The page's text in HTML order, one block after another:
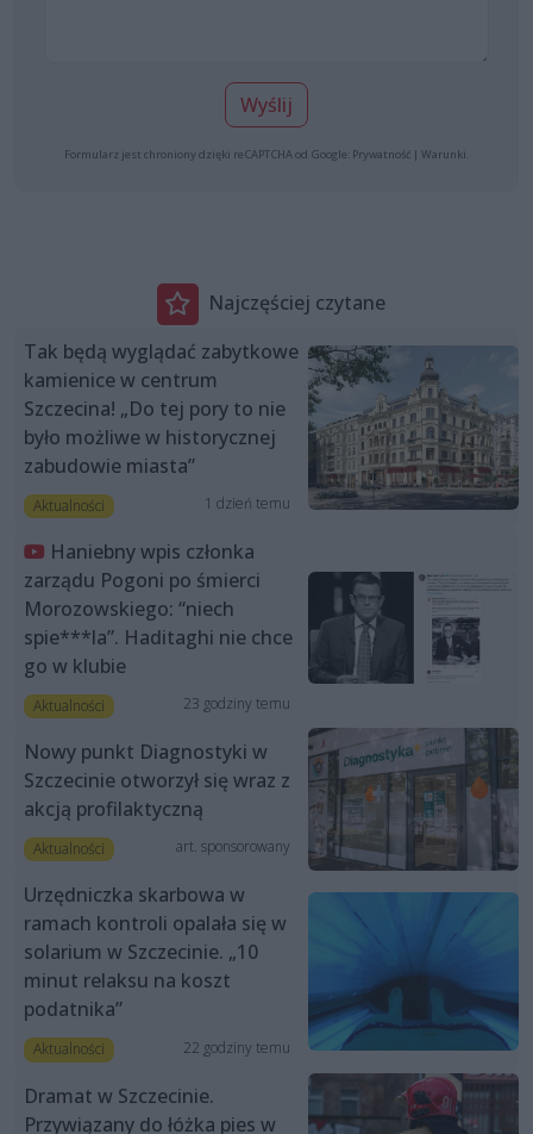
Wyślij
Formularz jest chroniony dzięki reCAPTCHA od Google: Prywatność | Warunki
Najczęściej czytane
Tak będą wyglądać zabytkowe
kamienice w centrum
Szczecina! „Do tej pory to nie
było możliwe w historycznej
zabudowie miasta”
Aktualności 1 dzień temu
Haniebny wpis członka
zarządu Pogoni po śmierci
Morozowskiego: “niech
spie***la”. Haditaghi nie chce
go w klubie
Aktualności 23 godziny temu
Nowy punkt Diagnostyki w
Szczecinie otworzył się wraz z
akcją profilaktyczną
Aktualności art. sponsorowany
Urzędniczka skarbowa w
ramach kontroli opalała się w
solarium w Szczecinie. „10
minut relaksu na koszt
podatnika”
Aktualności 22 godziny temu
Dramat w Szczecinie.
Przywiązany do łóżka pies w